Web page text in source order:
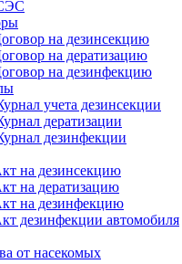
на дезинсекцию
на дератизацию
на дезинфекцию
учета дезинсекции
дератизации
дезинфекции
на дезинсекцию
на дератизацию
на дезинфекцию
дезинфекции автомобиля
от насекомых